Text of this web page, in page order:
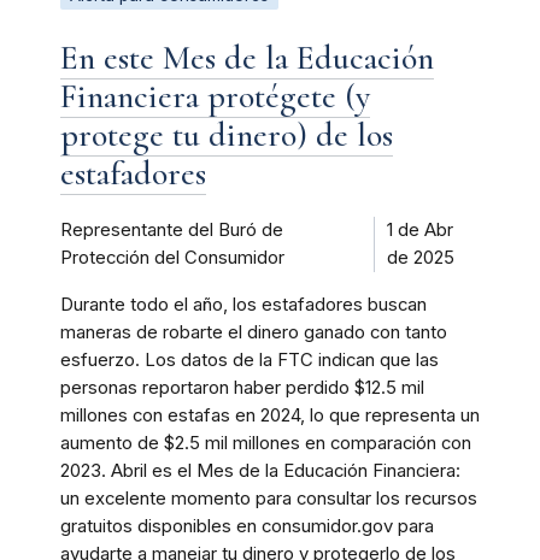
En este Mes de la Educación
Financiera protégete (y
protege tu dinero) de los
estafadores
Representante del Buró de
Protección del Consumidor
1 de Abr
de 2025
Durante todo el año, los estafadores buscan
maneras de robarte el dinero ganado con tanto
esfuerzo. Los datos de la FTC indican que las
personas reportaron haber perdido $12.5 mil
millones con estafas en 2024, lo que representa un
aumento de $2.5 mil millones en comparación con
2023. Abril es el Mes de la Educación Financiera:
un excelente momento para consultar los recursos
gratuitos disponibles en consumidor.gov para
ayudarte a manejar tu dinero y protegerlo de los